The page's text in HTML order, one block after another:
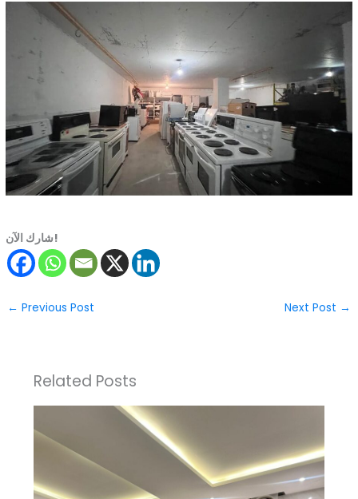
شارك الآن!
← Previous Post Next Post →
Related Posts